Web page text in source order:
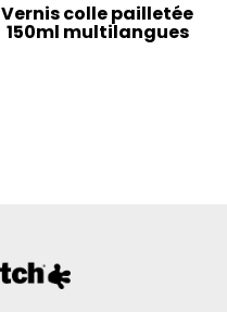
Vernis colle pailletée
150ml multilangues